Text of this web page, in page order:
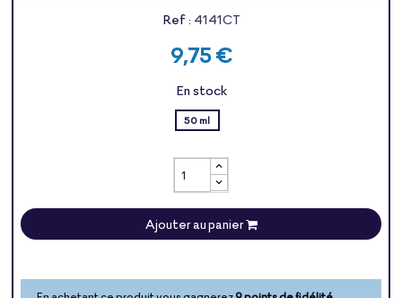
Ref : 4141CT
9,75 €
En stock
50 ml
Ajouter au panier